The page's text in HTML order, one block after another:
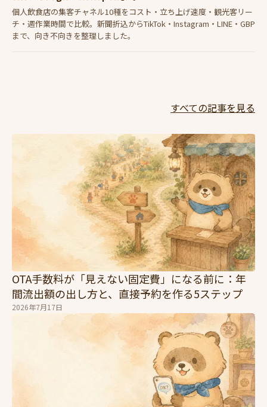
個人飲食店の集客チャネル10種をコスト・立ち上げ速度・観光客リー
チ・週作業時間で比較。新聞折込からTikTok・Instagram・LINE・GBP
まで、向き不向きを整理しました。
すべての記事を見る
OTA手数料が「見えない固定費」になる前に：年
間流出額の出し方と、直接予約を作る5ステップ
2026年7月17日